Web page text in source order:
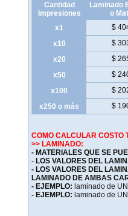
Cantidad
Impresiones
Laminado
o
x1 $
x10
$
x20
$
x50
$
x100
$
x250 o más
$
COMO CALCULAR COSTO
>> LAMINADO:
- MATERIALES QUE SE
- LOS VALORES DEL
- LOS VALORES DEL
LAMINADO DE AMBAS
- EJEMPLO: laminado de
- EJEMPLO: laminado de